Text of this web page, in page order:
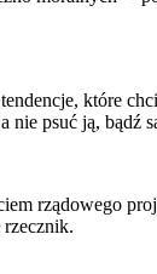
które
psuć ją, bądź
rządowego
rzecznik.